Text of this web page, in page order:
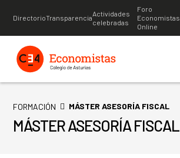
DirectorioTransparencia
Actividades
celebradas
Foro
Economistas
Online
FORMACIÓN MÁSTER ASESORÍA FISCAL
MÁSTER ASESORÍA FISCAL